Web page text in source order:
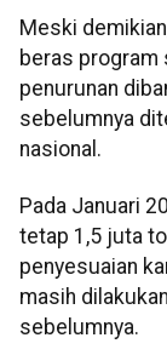
Meski
beras program
penurunan
sebelumnya
nasional.
Pada Januari
tetap 1,5 juta
penyesuaian
masih
sebelumnya.